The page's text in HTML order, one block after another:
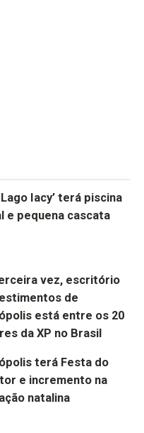
Lago Iacy’ terá piscina
e pequena cascata
vez, escritório
de
está entre os 20
da XP no Brasil
terá Festa do
e incremento na
natalina